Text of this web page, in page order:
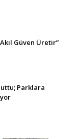
Güven Üretir”
Parklara